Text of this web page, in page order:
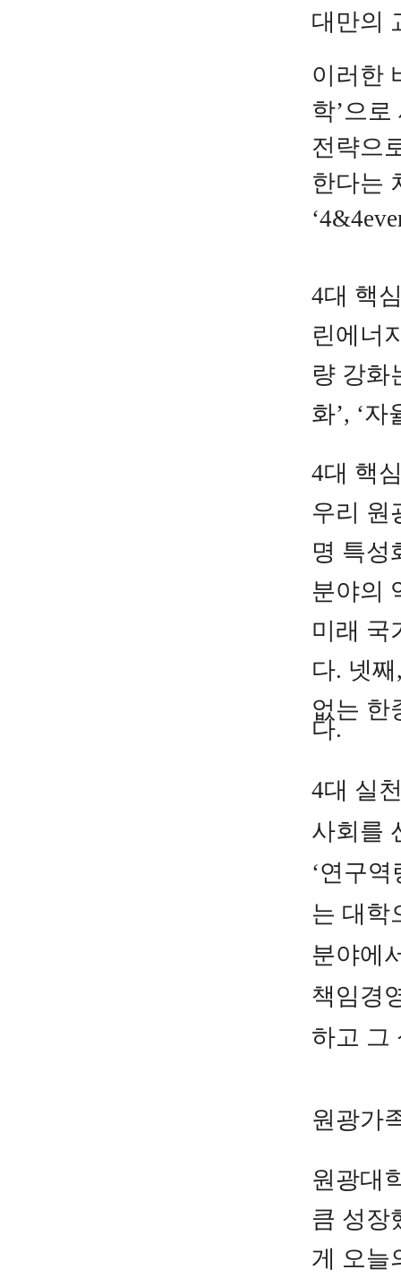
대만의
이러한
학’으
전략으
한다는
4대 핵
린에너
량 강화
화’, ‘자
4대 핵
우리 원
명 특성
분야의
미래 국
다. 넷째
없는 한
다.
4대 실
사회를
‘연구역
는 대학
분야에
책임경
하고 그
원광가
원광대
큼 성장
게 오늘